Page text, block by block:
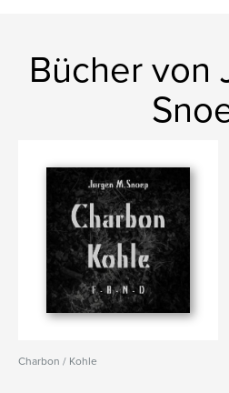
Bücher von
Charbon / Kohle